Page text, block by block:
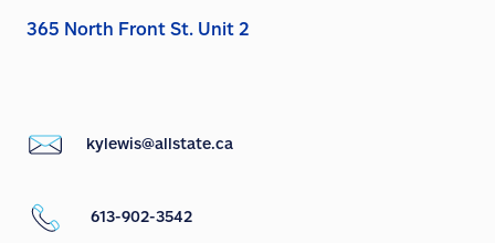
365 North Front St. Unit 2
kylewis@allstate.ca
613-902-3542